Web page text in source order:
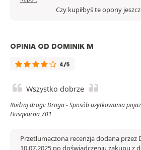
Czy kupiłbyś te opony
OPINIA OD DOMINIK M
4/5
Wszystko dobrze
Rodzaj drogi: Droga - Sposób użytkowania
Husqvarna 701
Przetłumaczona recenzja dodana
10.07.2025 po doświadczeniu zakupu z